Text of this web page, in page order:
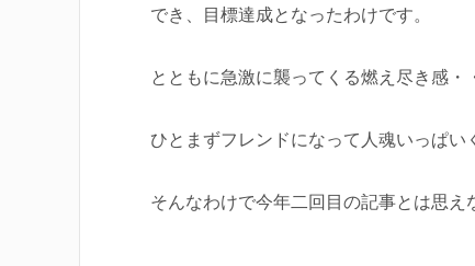
でき、目標達成となったわけです。
とともに急激に襲ってくる燃え尽き感・
ひとまずフレンドになって人魂いっぱい
そんなわけで今年二回目の記事とは思え